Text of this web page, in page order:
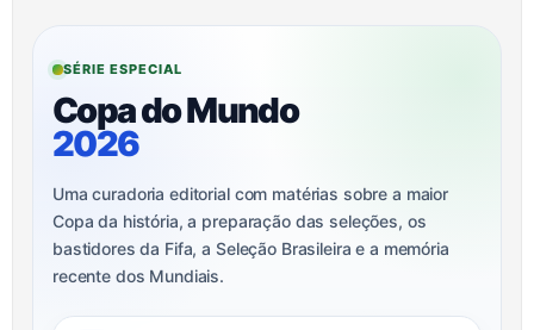
SÉRIE ESPECIAL
Copa do Mundo
2026
Uma curadoria editorial com matérias sobre a maior
Copa da história, a preparação das seleções, os
bastidores da Fifa, a Seleção Brasileira e a memória
recente dos Mundiais.